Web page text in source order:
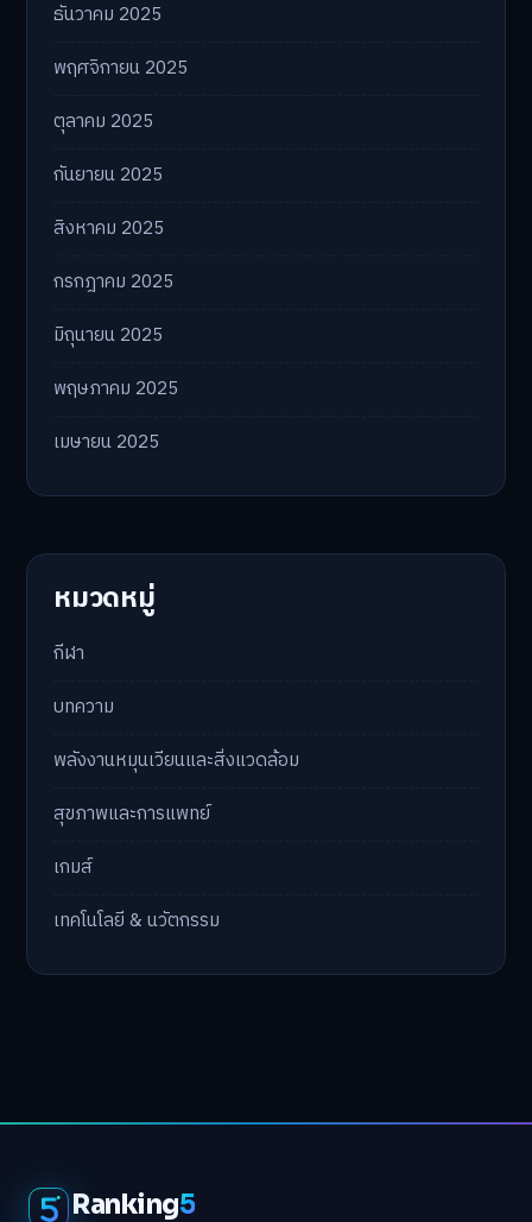
ธันวาคม 2025
พฤศจิกายน 2025
ตุลาคม 2025
กันยายน 2025
สิงหาคม 2025
กรกฎาคม 2025
มิถุนายน 2025
พฤษภาคม 2025
เมษายน 2025
หมวดหมู่
กีฬา
บทความ
พลังงานหมุนเวียนและสิ่งแวดล้อม
สุขภาพและการแพทย์
เกมส์
เทคโนโลยี & นวัตกรรม
Ranking5